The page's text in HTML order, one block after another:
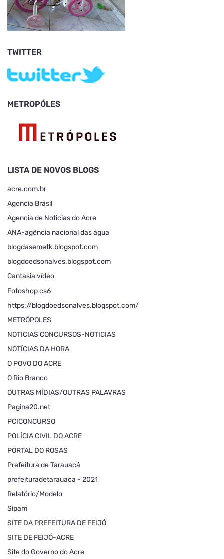
TWITTER
METROPÓLES
LISTA DE NOVOS BLOGS
acre.com.br
Agencia Brasil
Agencia de Noticias do Acre
ANA-agência nacional das água
blogdasemetk.blogspot.com
blogdoedsonalves.blogspot.com
Cantasia vídeo
Fotoshop cs6
https://blogdoedsonalves.blogspot.com/
METRÓPOLES
NOTICIAS CONCURSOS-NOTICIAS
NOTÍCIAS DA HORA
O POVO DO ACRE
O Rio Branco
OUTRAS MÍDIAS/OUTRAS PALAVRAS
Pagina20.net
PCICONCURSO
POLÍCIA CIVIL DO ACRE
PORTAL DO ROSAS
Prefeitura de Tarauacá
prefeituradetarauaca - 2021
Relatório/Modelo
Sipam
SITE DA PREFEITURA DE FEIJÓ
SITE DE FEIJÓ-ACRE
Site do Governo do Acre